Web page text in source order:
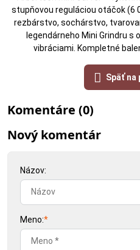
stupňovou reguláciou otáčok (6
rezbárstvo, sochárstvo,
legendárneho Mini Grindru s
vibráciami. Kompletné
Späť na
Komentáre (0)
Nový komentár
Názov:
Meno:*